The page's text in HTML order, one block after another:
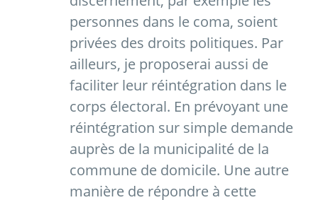
personnes dans le coma, soient
privées des droits politiques. Par
ailleurs, je proposerai aussi de
faciliter leur réintégration dans le
corps électoral. En prévoyant une
réintégration sur simple demande
auprès de la municipalité de la
commune de domicile. Une autre
manière de répondre à cette